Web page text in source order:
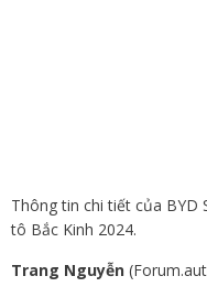
Thông tin chi tiết của BYD
tô Bắc Kinh 2024.
Trang Nguyễn